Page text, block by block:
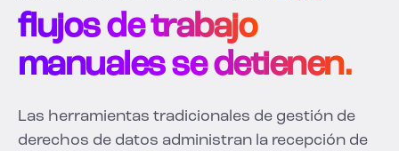
flujos de trabajo
manuales se detienen.
Las herramientas tradicionales de gestión de
derechos de datos administran la recepción de